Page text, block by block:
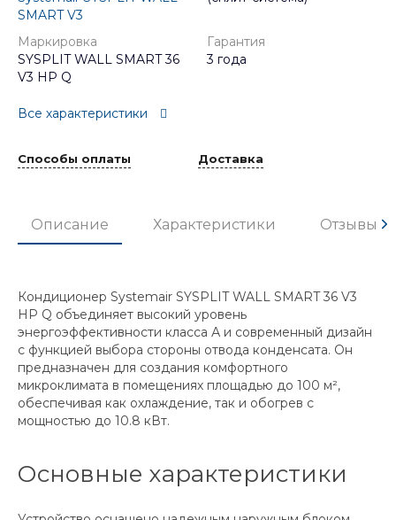
SMART V3
Маркировка
SYSPLIT WALL SMART 36
V3 HP Q
Гарантия
3 года
Все характеристики
Способы оплаты Доставка
Описание Характеристики Отзывы
Кондиционер Systemair SYSPLIT WALL SMART 36 V3
HP Q объединяет высокий уровень
энергоэффективности класса А и современный дизайн
с функцией выбора стороны отвода конденсата. Он
предназначен для создания комфортного
микроклимата в помещениях площадью до 100 м²,
обеспечивая как охлаждение, так и обогрев с
мощностью до 10.8 кВт.
Основные характеристики